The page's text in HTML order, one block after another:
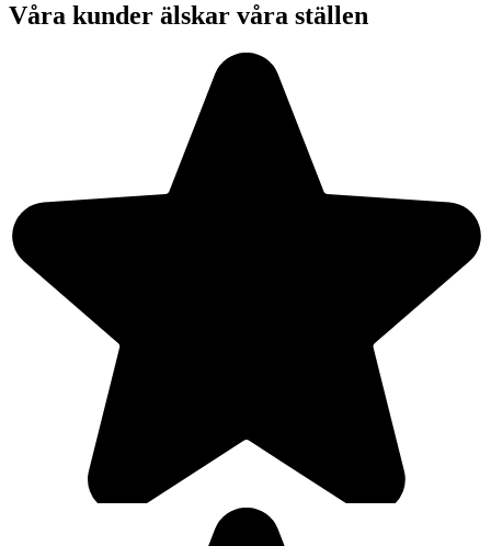
Våra kunder älskar våra ställen